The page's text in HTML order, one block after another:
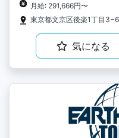
月給: 291,666円〜
東京都文京区後楽1丁目
気になる